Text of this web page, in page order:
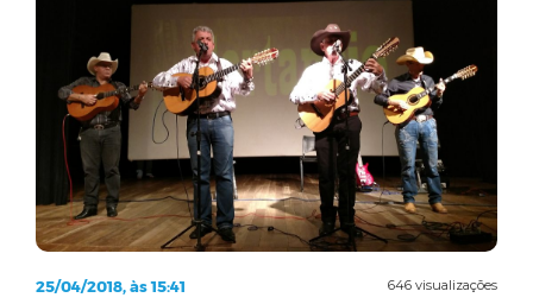
646 visualizações
25/04/2018, às 15:41